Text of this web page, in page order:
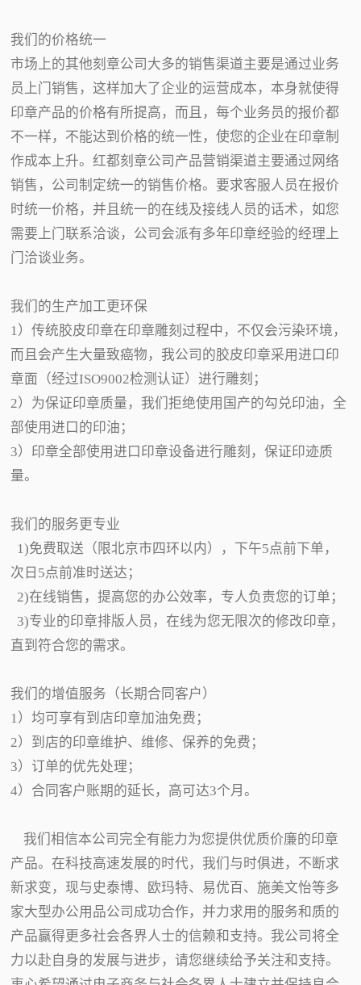
我们的价格统一
市场上的其他刻章公司大多的销售渠道主要是通过业务
员上门销售，这样加大了企业的运营成本，本身就使得
印章产品的价格有所提高，而且，每个业务员的报价都
不一样，不能达到价格的统一性，使您的企业在印章制
作成本上升。红都刻章公司产品营销渠道主要通过网络
销售，公司制定统一的销售价格。要求客服人员在报价
时统一价格，并且统一的在线及接线人员的话术，如您
需要上门联系洽谈，公司会派有多年印章经验的经理上
门洽谈业务。
我们的生产加工更环保
1）传统胶皮印章在印章雕刻过程中，不仅会污染环境，
而且会产生大量致癌物，我公司的胶皮印章采用进口印
章面（经过ISO9002检测认证）进行雕刻；
2）为保证印章质量，我们拒绝使用国产的勾兑印油，全
部使用进口的印油；
3）印章全部使用进口印章设备进行雕刻，保证印迹质
量。
我们的服务更专业
1)免费取送（限北京市四环以内），下午5点前下单，
次日5点前准时送达；
2)在线销售，提高您的办公效率，专人负责您的订单；
3)专业的印章排版人员，在线为您无限次的修改印章，
直到符合您的需求。
我们的增值服务（长期合同客户）
1）均可享有到店印章加油免费；
2）到店的印章维护、维修、保养的免费；
3）订单的优先处理；
4）合同客户账期的延长，高可达3个月。
我们相信本公司完全有能力为您提供优质价廉的印章
产品。在科技高速发展的时代，我们与时俱进，不断求
新求变，现与史泰博、欧玛特、易优百、施美文怡等多
家大型办公用品公司成功合作，并力求用的服务和质的
产品赢得更多社会各界人士的信赖和支持。我公司将全
力以赴自身的发展与进步，请您继续给予关注和支持。